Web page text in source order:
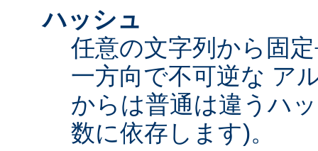
ハッシュ
任意の文字列から固
一方向で不可逆な ア
からは普通は違うハ
数に依存します)。